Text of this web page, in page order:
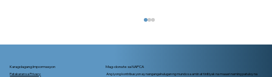
Karagdagang Impormasyon
Patakaran sa Privacy
Mag-donate sa NAPCA
Ang iyong kontribusyon ay nangangahulugan ng mundo sa amin at tinitiyak na maaari naming patuloy na